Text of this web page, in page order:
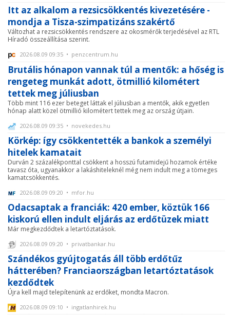
Itt az alkalom a rezsicsökkentés kivezetésére -
mondja a Tisza-szimpatizáns szakértő
Változhat a rezsicsökkentés rendszere az okosmérők terjedésével az RTL
Híradó összeállítása szerint.
2026.08.09 09:35 • penzcentrum.hu
Brutális hónapon vannak túl a mentők: a hőség is
rengeteg munkát adott, ötmillió kilométert
tettek meg júliusban
Több mint 116 ezer beteget láttak el júliusban a mentők, akik egyetlen
hónap alatt közel ötmillió kilométert tettek meg az ország útjain.
2026.08.09 09:35 • novekedes.hu
Körkép: így csökkentették a bankok a személyi
hitelek kamatait
Durván 2 százalékponttal csökkent a hosszú futamidejű hozamok értéke
tavasz óta, ugyanakkor a lakáshiteleknél még nem indult meg a tömeges
kamatcsökkentés.
2026.08.09 09:20 • mfor.hu
Odacsaptak a franciák: 420 ember, köztük 166
kiskorú ellen indult eljárás az erdőtüzek miatt
Már megkezdődtek a letartóztatások.
2026.08.09 09:20 • privatbankar.hu
Szándékos gyújtogatás áll több erdőtűz
hátterében? Franciaországban letartóztatások
kezdődtek
Újra kell majd telepítenünk az erdőket, mondta Macron.
2026.08.09 09:10 • ingatlanhirek.hu